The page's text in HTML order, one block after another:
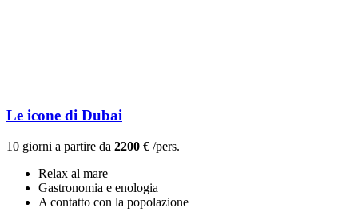
Le icone di Dubai
10 giorni a partire da 2200 € /pers.
Relax al mare
Gastronomia e enologia
A contatto con la popolazione